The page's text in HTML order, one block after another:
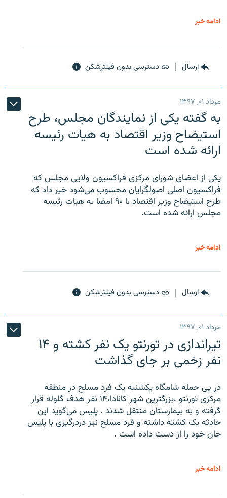
ادامه خبر
ارسال دسترسی بدون فیلترشکن
مرداد ۰۱, ۱۳۹۷
به گفته یکی از نمایندگان مجلس، طرح
استیضاح وزیر اقتصاد به هیات رئیسه
ارائه شده است
یکی از اعضای شورای مرکزی فراکسیون ولایی مجلس که
فراکسیون اصلی اصولگرایان محسوب می‌شود خبر داد که
طرح استیضاح وزیر اقتصاد با ۹۰ امضا به هیات رئیسه
مجلس ارائه شده است.
ادامه خبر
ارسال دسترسی بدون فیلترشکن
مرداد ۰۱, ۱۳۹۷
تیراندازی در تورنتو یک نفر کشته و ۱۴
نفر زخمی بر جای گذاشت
در پی حمله شامگاه یکشنبه یک فرد مسلح در منطقه
مرکزی تورنتو ،‌بزرگترین شهر کانادا،۱۴ نفر هدف گلوله قرار
گرفته و به بیمارستان منتقل شدند . پلیس می‌گوید این
حادثه یک کشته داشته و فرد مسلح نیز دردرگیری با پلیس
جان خود را از دست داده است .
ادامه خبر